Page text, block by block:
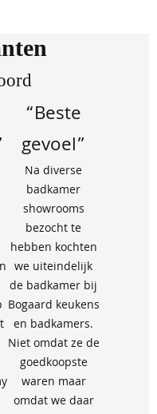
“Beste
gevoel”
Na diverse
badkamer
showrooms
bezocht te
hebben kochten
we uiteindelijk
de badkamer bij
Bogaard keukens
en badkamers.
Niet omdat ze de
goedkoopste
waren maar
omdat we daar